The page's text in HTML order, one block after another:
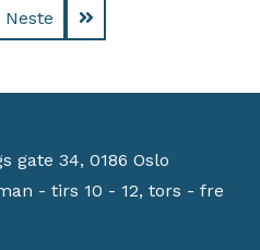
Neste
gate 34, 0186 Oslo
- tirs 10 - 12, tors - fre